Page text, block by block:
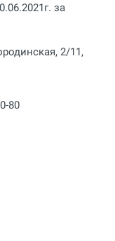
за
2/11,
80